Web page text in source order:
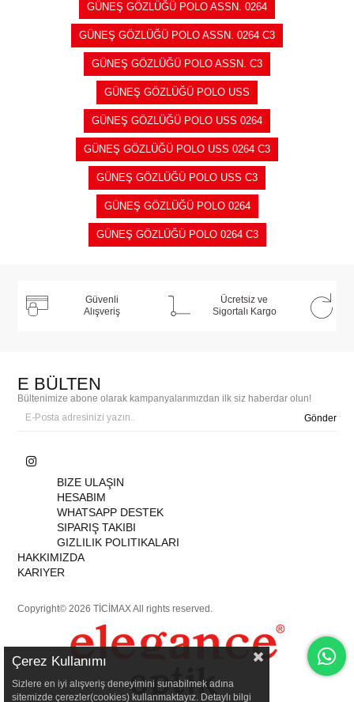
GÜNEŞ GÖZLÜĞÜ POLO ASSN. 0264
GÜNEŞ GÖZLÜĞÜ POLO ASSN. 0264 C3
GÜNEŞ GÖZLÜĞÜ POLO ASSN. C3
GÜNEŞ GÖZLÜĞÜ POLO USS
GÜNEŞ GÖZLÜĞÜ POLO USS 0264
GÜNEŞ GÖZLÜĞÜ POLO USS 0264 C3
GÜNEŞ GÖZLÜĞÜ POLO USS C3
GÜNEŞ GÖZLÜĞÜ POLO 0264
GÜNEŞ GÖZLÜĞÜ POLO 0264 C3
Güvenli
Alışveriş
Ücretsiz ve
Sigortalı Kargo
E BÜLTEN
Bültenimize abone olarak kampanyalarımızdan ilk siz haberdar olun!
Gönder
BIZE ULAŞIN
HESABIM
WHATSAPP DESTEK
SIPARIŞ TAKIBI
GIZLILIK POLITIKALARI
HAKKIMIZDA
KARIYER
Copyright© 2026 TİCİMAX All rights reserved.
Çerez Kullanımı
Sizlere en iyi alışveriş deneyimini sunabilmek adına
sitemizde çerezler(cookies) kullanmaktayız. Detaylı bilgi